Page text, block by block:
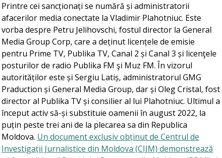
Printre cei sancționați se numără și administratorii
afacerilor media conectate la Vladimir Plahotniuc. Este
vorba despre Petru Jelihovschi, fostul director la General
Media Group Corp, care a deținut licențele de emisie
pentru Prime TV, Publika TV, Canal 2 și Canal 3 și licenţele
posturilor de radio Publika FM şi Muz FM. În vizorul
autorităților este și Sergiu Latiș, administratorul GMG
Praduction și General Media Group, dar și Oleg Cristal, fost
director al Publika TV și consilier al lui Plahotniuc. Ultimul a
început activ să-și substituie oamenii în august 2022, la
puțin peste trei ani de la plecarea sa din Republica
Moldova. Un document exclusiv obținut de Centrul de
Investigații Jurnalistice din Moldova (CIJM) demonstrează